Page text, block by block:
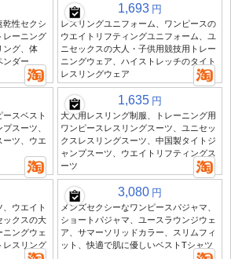
乾性セクシ
レーニング
ング、体
ンダー
1,693 円
レスリングユニフォーム、ワンピースの
ウエイトリフティングユニフォーム、ユ
ニセックスの大人・子供用競技用トレー
ニングウェア、ハイストレッチのタイト
レスリングウェア
ースベスト
スーツ、
ーツ、ウエ
1,635 円
大人用レスリング制服、トレーニング用
ワンピースレスリングスーツ、ユニセッ
クスレスリングスーツ、中国製タイトジ
ャンプスーツ、ウエイトリフティングス
ーツ
、ウエイト
ックスの大
ニングウェ
レスリング
3,080 円
メンズセクシーなワンピースパジャマ、
ショートパジャマ、ユースラウンジウェ
ア、サマーソリッドカラー、スリムフィ
ット、快適で肌に優しいベストTシャツ